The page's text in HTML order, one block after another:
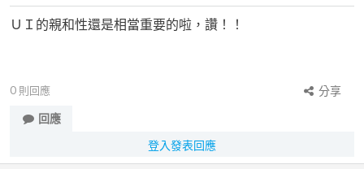
ＵＩ的親和性還是相當重要的啦，讚！！
0 則回應
分享
回應
登入發表回應